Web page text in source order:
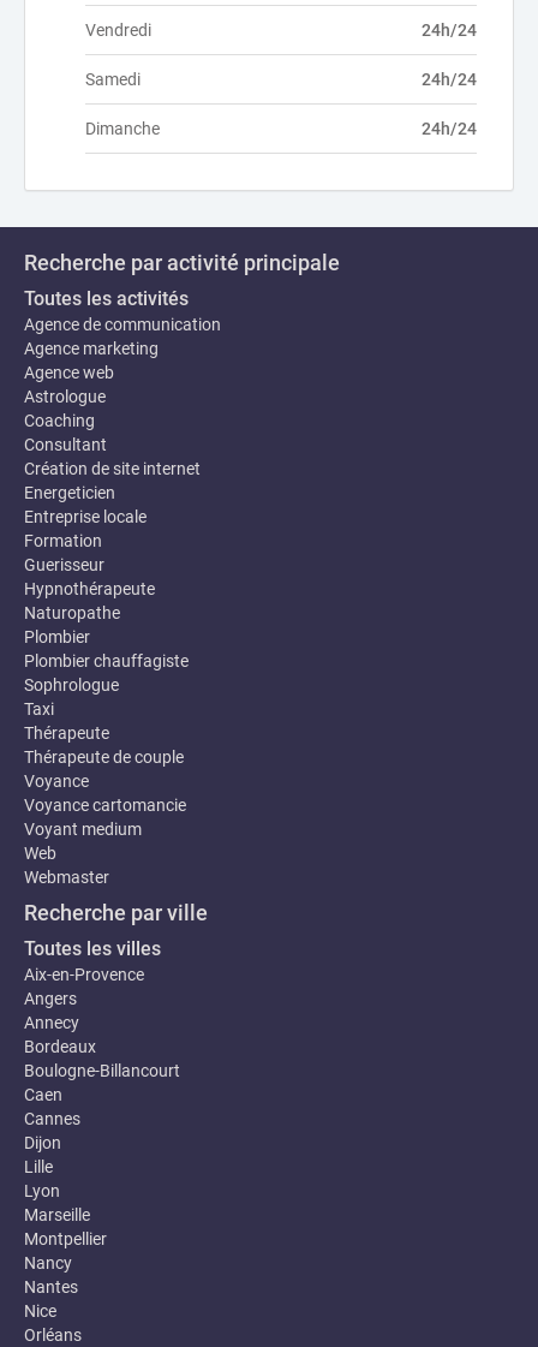
Vendredi 24h/24
Samedi 24h/24
Dimanche 24h/24
Recherche par activité principale
Toutes les activités
Agence de communication
Agence marketing
Agence web
Astrologue
Coaching
Consultant
Création de site internet
Energeticien
Entreprise locale
Formation
Guerisseur
Hypnothérapeute
Naturopathe
Plombier
Plombier chauffagiste
Sophrologue
Taxi
Thérapeute
Thérapeute de couple
Voyance
Voyance cartomancie
Voyant medium
Web
Webmaster
Recherche par ville
Toutes les villes
Aix-en-Provence
Angers
Annecy
Bordeaux
Boulogne-Billancourt
Caen
Cannes
Dijon
Lille
Lyon
Marseille
Montpellier
Nancy
Nantes
Nice
Orléans